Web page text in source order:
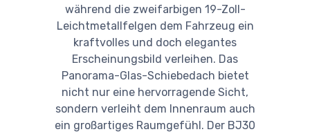
während die zweifarbigen 19-Zoll-
Leichtmetallfelgen dem Fahrzeug ein
kraftvolles und doch elegantes
Erscheinungsbild verleihen. Das
Panorama-Glas-Schiebedach bietet
nicht nur eine hervorragende Sicht,
sondern verleiht dem Innenraum auch
ein großartiges Raumgefühl. Der BJ30